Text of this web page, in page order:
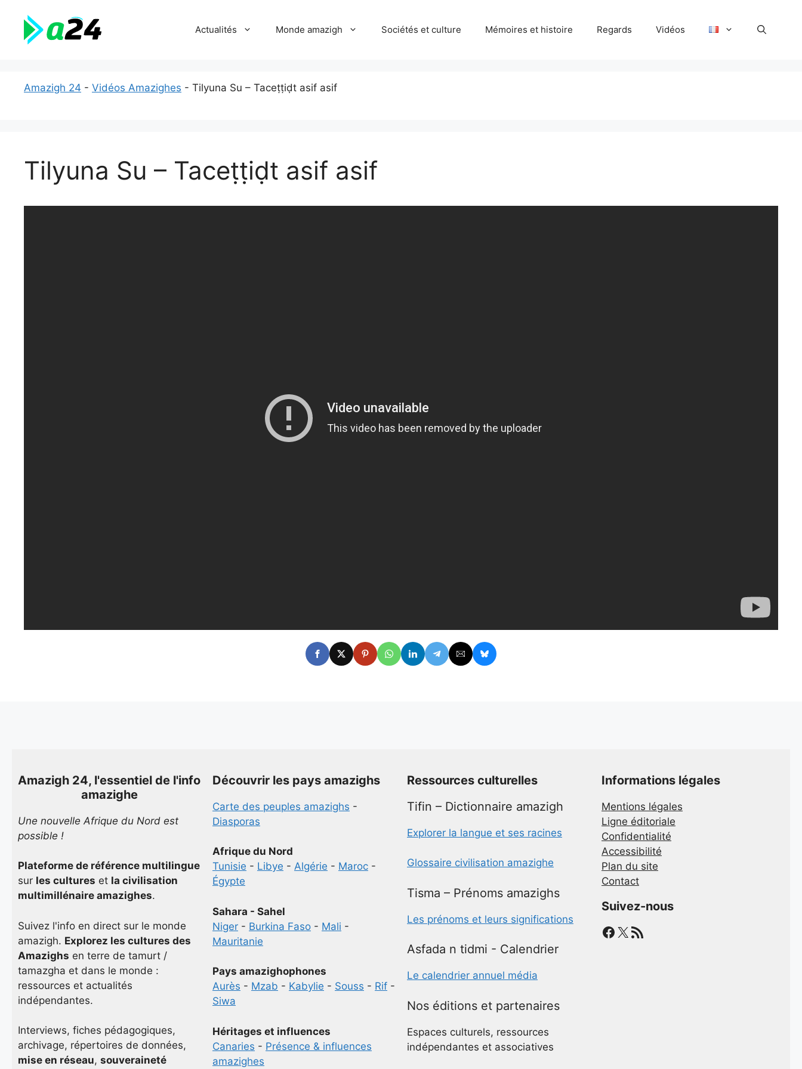
contenu
Actualités Monde amazigh Sociétés et culture Mémoires et histoire Regards Vidéos
Amazigh 24 - Vidéos Amazighes - Tilyuna Su – Taceṭṭiḍt asif asif
Tilyuna Su – Taceṭṭiḍt asif asif
Amazigh 24, l'essentiel de l'info
amazighe
Une nouvelle Afrique du Nord est
possible !
Plateforme de référence multilingue
sur les cultures et la civilisation
multimillénaire amazighes.
Suivez l'info en direct sur le monde
amazigh. Explorez les cultures des
Amazighs en terre de tamurt /
tamazgha et dans le monde :
ressources et actualités
indépendantes.
Interviews, fiches pédagogiques,
archivage, répertoires de données,
mise en réseau, souveraineté
Découvrir les pays amazighs
Carte des peuples amazighs -
Diasporas
Afrique du Nord
Tunisie - Libye - Algérie - Maroc -
Égypte
Sahara - Sahel
Niger - Burkina Faso - Mali -
Mauritanie
Pays amazighophones
Aurès - Mzab - Kabylie - Souss - Rif -
Siwa
Héritages et influences
Canaries - Présence & influences
amazighes
Ressources culturelles
Tifin – Dictionnaire amazigh
Explorer la langue et ses racines
Glossaire civilisation amazighe
Tisma – Prénoms amazighs
Les prénoms et leurs significations
Asfada n tidmi - Calendrier
Le calendrier annuel média
Nos éditions et partenaires
Espaces culturels, ressources
indépendantes et associatives
Informations légales
Mentions légales
Ligne éditoriale
Confidentialité
Accessibilité
Plan du site
Contact
Suivez-nous
Facebook
X Flux RSS